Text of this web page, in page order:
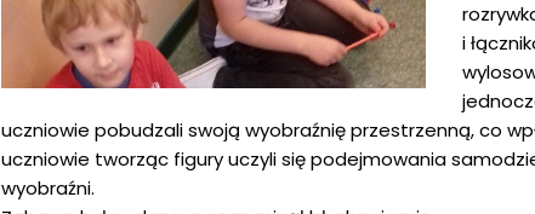
i
uczniowie pobudzali swoją wyobraźnię przestrzenną, co
uczniowie tworząc figury uczyli się podejmowania
wyobraźni.